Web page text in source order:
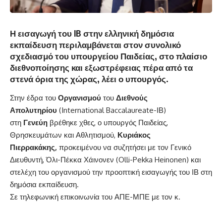
Η εισαγωγή του IB στην ελληνική δημόσια
εκπαίδευση περιλαμβάνεται στον συνολικό
σχεδιασμό του υπουργείου Παιδείας, στο πλαίσιο
διεθνοποίησης και εξωστρέφειας πέρα από τα
στενά όρια της χώρας, λέει ο υπουργός.
Στην έδρα του Οργανισμού του Διεθνούς
Απολυτηρίου (International Baccalaureate-ΙΒ)
στη Γενεύη βρέθηκε χθες, ο υπουργός Παιδείας,
Θρησκευμάτων και Αθλητισμού, Κυριάκος
Πιερρακάκης, προκειμένου να συζητήσει με τον Γενικό
Διευθυντή, Όλι-Πέκκα Χάινονεν (Olli-Pekka Heinonen) και
στελέχη του οργανισμού την προοπτική εισαγωγής του ΙΒ στη
δημόσια εκπαίδευση.
Σε τηλεφωνική επικοινωνία του ΑΠΕ-ΜΠΕ με τον κ.